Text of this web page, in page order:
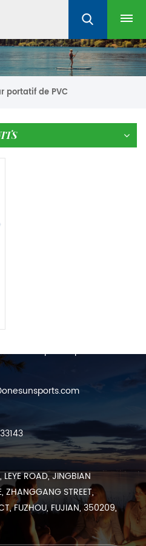
portatif de PVC
heures pour répondre à
ROAD, JINGBIAN
ZHANGGANG STREET,
FUZHOU, FUJIAN, 350209,